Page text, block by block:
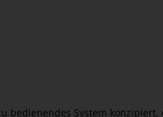
bedienendes System